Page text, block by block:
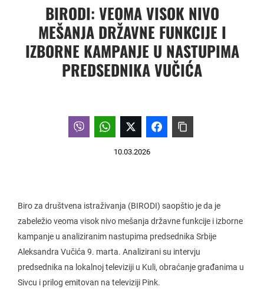
BIRODI: VEOMA VISOK NIVO
MEŠANJA DRŽAVNE FUNKCIJE I
IZBORNE KAMPANJE U NASTUPIMA
PREDSEDNIKA VUČIĆA
10.03.2026
Biro za društvena istraživanja (BIRODI) saopštio je da je
zabeležio veoma visok nivo mešanja državne funkcije i izborne
kampanje u analiziranim nastupima predsednika Srbije
Aleksandra Vučića 9. marta. Analizirani su intervju
predsednika na lokalnoj televiziji u Kuli, obraćanje građanima u
Sivcu i prilog emitovan na televiziji Pink.